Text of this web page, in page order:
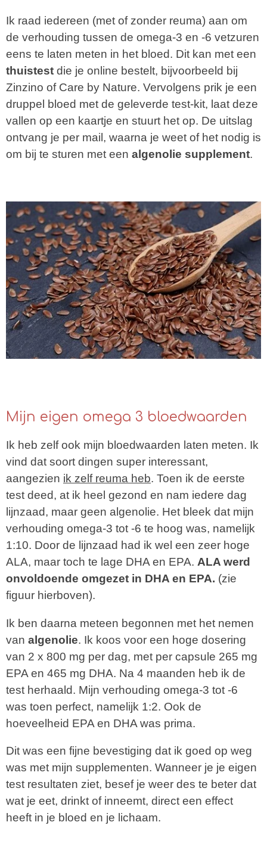
Ik raad iedereen (met of zonder reuma) aan om
de verhouding tussen de omega-3 en -6 vetzuren
eens te laten meten in het bloed. Dit kan met een
thuistest die je online bestelt, bijvoorbeeld bij
Zinzino of Care by Nature. Vervolgens prik je een
druppel bloed met de geleverde test-kit, laat deze
vallen op een kaartje en stuurt het op. De uitslag
ontvang je per mail, waarna je weet of het nodig is
om bij te sturen met een algenolie supplement.
Mijn eigen omega 3 bloedwaarden
Ik heb zelf ook mijn bloedwaarden laten meten. Ik
vind dat soort dingen super interessant,
aangezien ik zelf reuma heb. Toen ik de eerste
test deed, at ik heel gezond en nam iedere dag
lijnzaad, maar geen algenolie. Het bleek dat mijn
verhouding omega-3 tot -6 te hoog was, namelijk
1:10. Door de lijnzaad had ik wel een zeer hoge
ALA, maar toch te lage DHA en EPA. ALA werd
onvoldoende omgezet in DHA en EPA. (zie
figuur hierboven).
Ik ben daarna meteen begonnen met het nemen
van algenolie. Ik koos voor een hoge dosering
van 2 x 800 mg per dag, met per capsule 265 mg
EPA en 465 mg DHA. Na 4 maanden heb ik de
test herhaald. Mijn verhouding omega-3 tot -6
was toen perfect, namelijk 1:2. Ook de
hoeveelheid EPA en DHA was prima.
Dit was een fijne bevestiging dat ik goed op weg
was met mijn supplementen. Wanneer je je eigen
test resultaten ziet, besef je weer des te beter dat
wat je eet, drinkt of inneemt, direct een effect
heeft in je bloed en je lichaam.